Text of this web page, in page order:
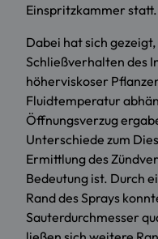
Einspritzkammer statt.
Dabei hat sich
Schließverhalten des
höherviskoser
Fluidtemperatur
Öffnungsverzug
Unterschiede zum
Ermittlung des
Bedeutung ist. Durch
Rand des Sprays
Sauterdurchmesser